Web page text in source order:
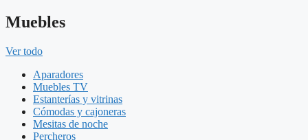
Muebles
Ver todo
Aparadores
Muebles TV
Estanterías y vitrinas
Cómodas y cajoneras
Mesitas de noche
Percheros